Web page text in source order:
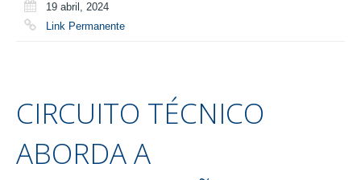
19 abril, 2024
Link Permanente
CIRCUITO TÉCNICO
ABORDA A